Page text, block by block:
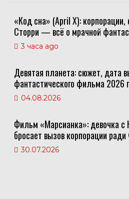
«Код сна» (April X): корпорации,
Сторри — всё о мрачной
3 часа ago
Девятая планета: сюжет, дата
фантастического фильма 2026
04.08.2026
Фильм «Марсианка»: девочка с
бросает вызов корпорации ради
30.07.2026